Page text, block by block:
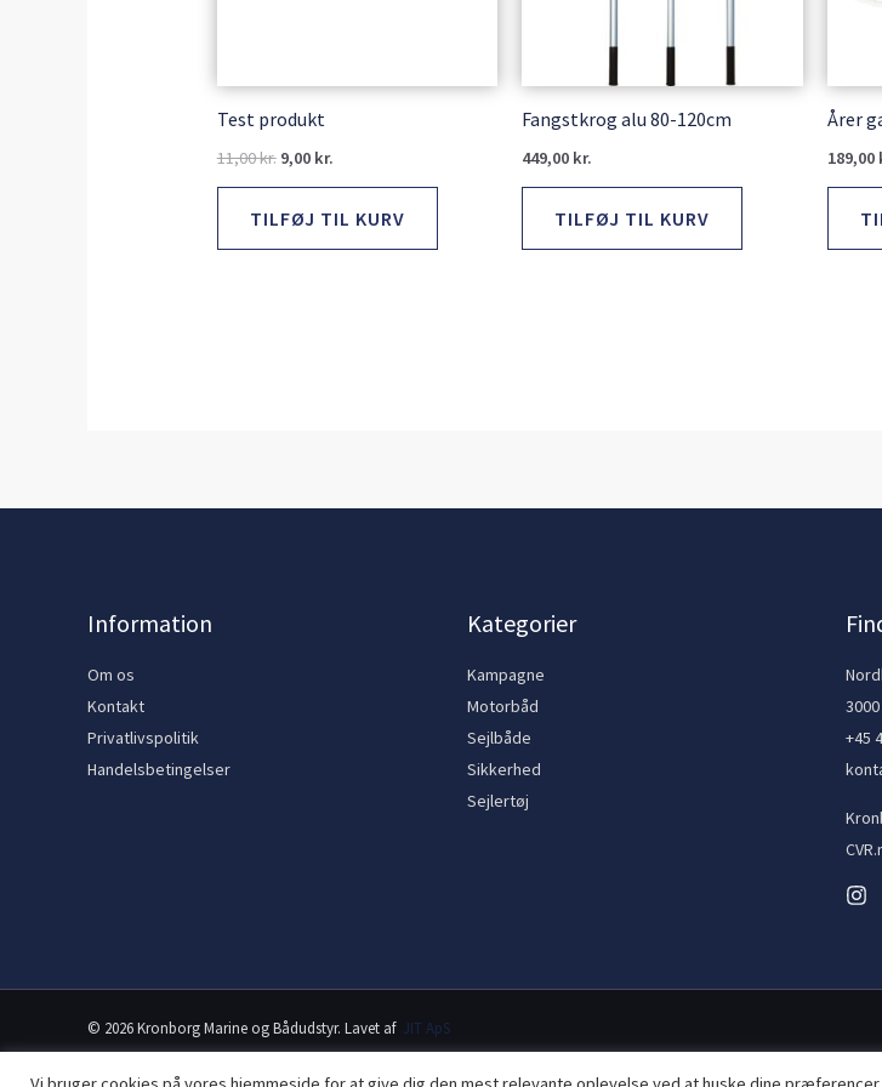
Test produkt
11,00kr. 9,00 kr.
TILFØJ TIL KURV
Fangstkrog alu 80-120cm
449,00 kr.
TILFØJ TIL KURV
Årer
189,00
Information
Om os
Kontakt
Privatlivspolitik
Handelsbetingelser
Kategorier
Kampagne
Motorbåd
Sejlbåde
Sikkerhed
Sejlertøj
+45
© 2026 Kronborg Marine og Bådudstyr. Lavet af JIT ApS